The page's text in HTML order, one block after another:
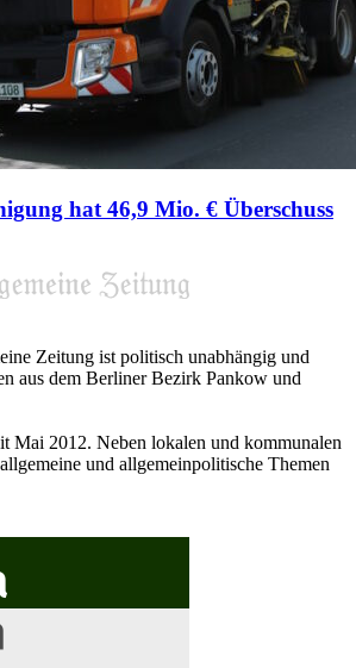
hat 46,9 Mio. € Überschuss
Zeitung ist politisch unabhängig und
aus dem Berliner Bezirk Pankow und
Mai 2012. Neben lokalen und kommunalen
und allgemeinpolitische Themen